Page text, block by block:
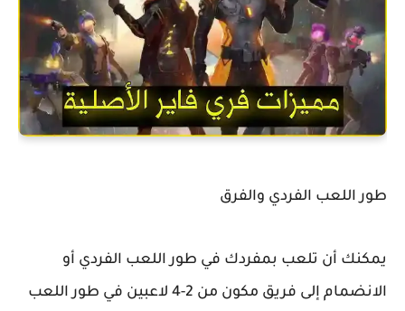
طور اللعب الفردي والفرق
يمكنك أن تلعب بمفردك في طور اللعب الفردي أو
الانضمام إلى فريق مكون من 2-4 لاعبين في طور اللعب